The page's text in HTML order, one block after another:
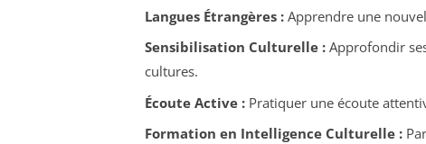
Langues Étrangères :Apprendre une
Sensibilisation Culturelle :Approfondir
cultures.
Écoute Active :Pratiquer une écoute
Formation en Intelligence Culturelle :